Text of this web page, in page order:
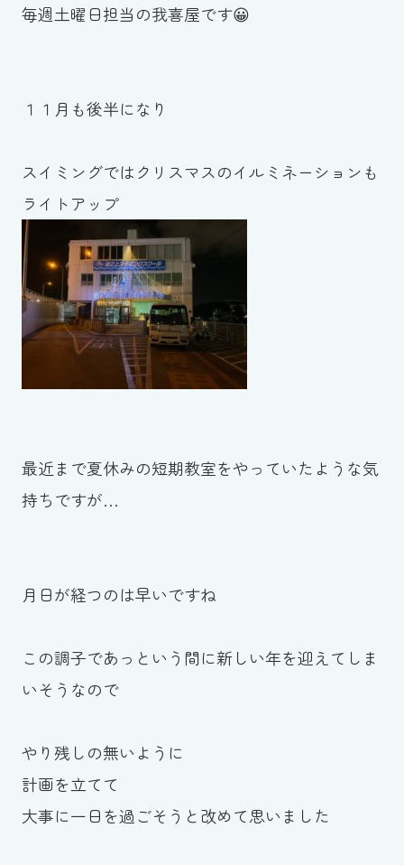
お知らせ
波スイタイムズ
お問い合わせ
Tel.098-863-7264
平日 9:00～22:00｜土祝 9:00～21:00
メールでお問い合わせ
毎週土曜日担当の我喜屋です😀
１１月も後半になり
スイミングではクリスマスのイルミネーションも
ライトアップ
最近まで夏休みの短期教室をやっていたような気
持ちですが…
月日が経つのは早いですね
この調子であっという間に新しい年を迎えてしま
いそうなので
やり残しの無いように
計画を立てて
大事に一日を過ごそうと改めて思いました